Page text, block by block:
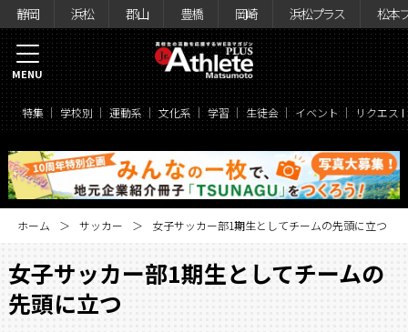
静岡 浜松 郡山 豊橋 岡崎 浜松プラス 松本
特集 学校別 運動系 文化系 学習 生徒会 イベント リクエス
MENU
ホーム サッカー 女子サッカー部1期生としてチームの先頭に立つ
女子サッカー部1期生としてチームの
先頭に立つ